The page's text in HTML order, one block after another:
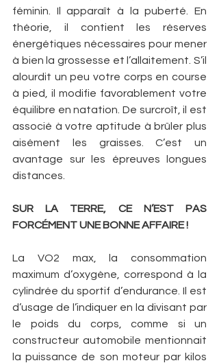
féminin. Il apparaît à la puberté. En
théorie, il contient les réserves
énergétiques nécessaires pour mener
à bien la grossesse et l’allaitement. S’il
alourdit un peu votre corps en course
à pied, il modifie favorablement votre
équilibre en natation. De surcroît, il est
associé à votre aptitude à brûler plus
aisément les graisses. C’est un
avantage sur les épreuves longues
distances.
SUR LA TERRE, CE N’EST PAS
FORCÉMENT UNE BONNE AFFAIRE !
La VO2 max, la consommation
maximum d’oxygène, correspond à la
cylindrée du sportif d’endurance. Il est
d’usage de l’indiquer en la divisant par
le poids du corps, comme si un
constructeur automobile mentionnait
la puissance de son moteur par kilos